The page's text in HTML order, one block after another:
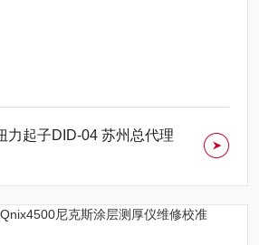
力起子DID-04 苏州总代理